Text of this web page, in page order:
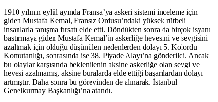
1910 yılının eylül ayında Fransa’ya askeri sistemi inceleme için
giden Mustafa Kemal, Fransız Ordusu’ndaki yüksek rütbeli
insanlarla tanışma fırsatı elde etti. Döndükten sonra da birçok isyanı
bastırmaya giden Mustafa Kemal’in askerliğe hevesini ve sevgisini
azaltmak için olduğu düşünülen nedenlerden dolayı 5. Kolordu
Komutanlığı, sonrasında ise 38. Piyade Alayı’na gönderildi. Ancak
bu olaylar karşısında beklenilenin aksine askerliğe olan sevgi ve
hevesi azalmamış, aksine buralarda elde ettiği başarılardan dolayı
artmıştır. Daha sonra bu görevinden de alınarak, İstanbul
Genelkurmay Başkanlığı’na atandı.